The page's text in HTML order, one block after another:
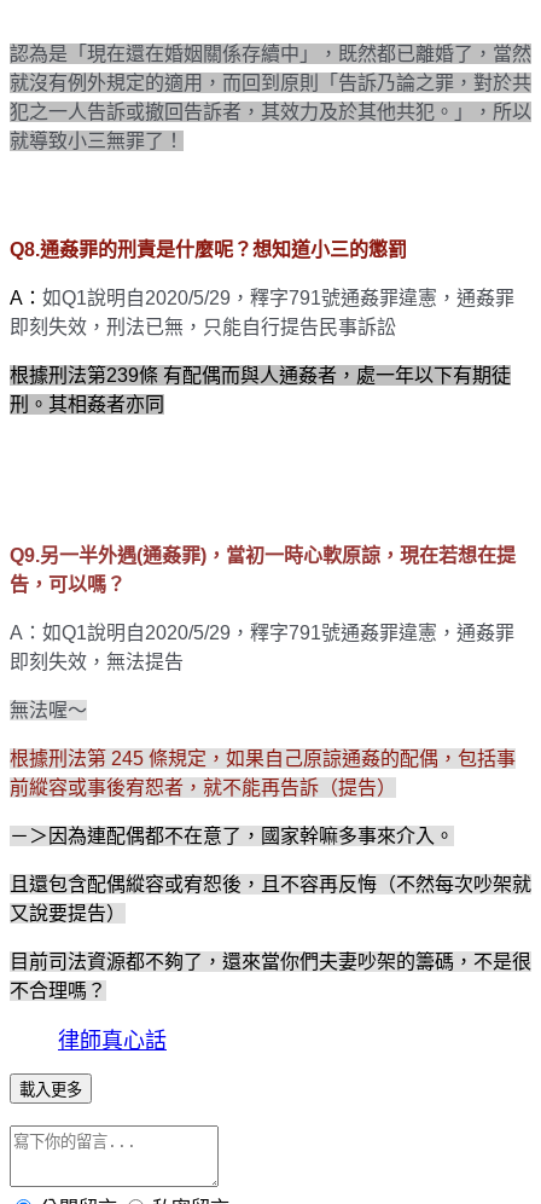
認為是「現在還在婚姻關係存續中」，既然都已離婚了，當然
就沒有例外規定的適用，而回到原則「告訴乃論之罪，對於共
犯之一人告訴或撤回告訴者，其效力及於其他共犯。」，所以
就導致小三無罪了！
Q8.通姦罪的刑責是什麼呢？想知道小三的懲罰
A： 如Q1說明 自2020/5/29，釋字791號通姦罪違憲，通姦罪
即刻失效，刑法已無，只能自行提告民事訴訟
根據刑法第239條 有配偶而與人通姦者，處一年以下有期徒
刑。其相姦者亦同
Q9.另一半外遇(通姦罪)，當初一時心軟原諒，現在若想在提
告，可以嗎？
A：如Q1說明 自2020/5/29，釋字791號通姦罪違憲，通姦罪
即刻失效，無法提告
無法喔～
根據刑法第 245 條規定，如果自己原諒通姦的配偶，包括事
前縱容或事後宥恕者，就不能再告訴（提告）
－＞因為連配偶都不在意了，國家幹嘛多事來介入。
且還包含配偶縱容或宥恕後，且不容再反悔（不然每次吵架就
又說要提告）
目前司法資源都不夠了，還來當你們夫妻吵架的籌碼，不是很
不合理嗎？
律師真心話
載入更多